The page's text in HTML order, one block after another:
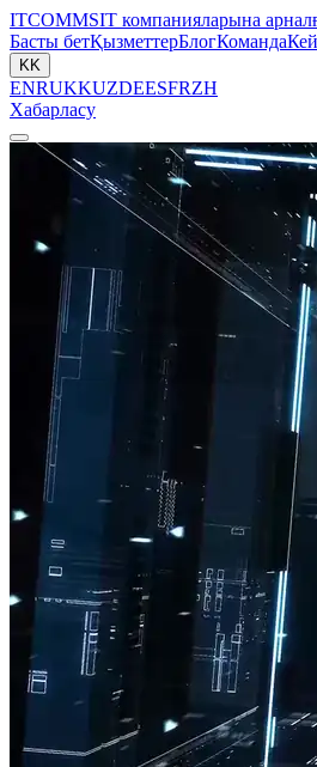
ITCOMMSIT компанияларына
Басты бетҚызметтерБлогКоманда
KK
ENRUKKUZDEESFRZH
Хабарласу